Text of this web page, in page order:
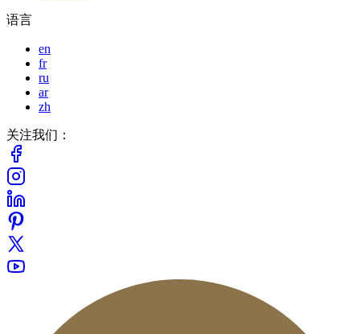
语言
en
fr
ru
ar
zh
关注我们：